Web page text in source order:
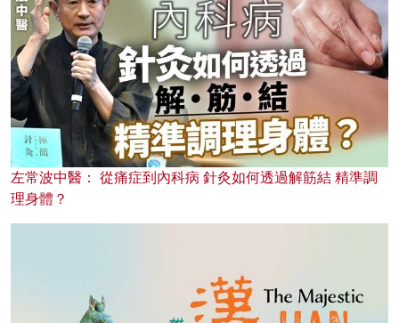
左常波中醫： 從痛症到內科病 針灸如何透過解筋結 精準調
理身體？